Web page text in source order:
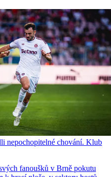
nepochopitelné chování. Klub
fanoušků v Brně pokutu